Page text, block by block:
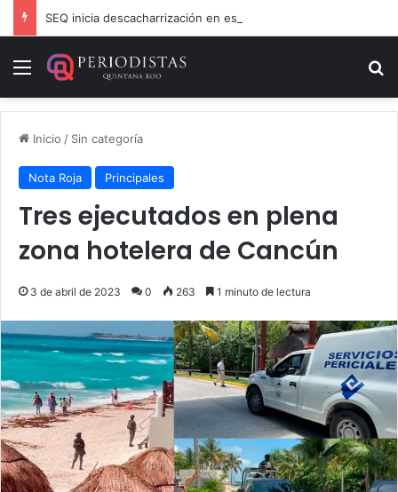
Menú
Inicio / Sin categoría
Nota Roja Principales
Tres ejecutados en plena
zona hotelera de Cancún
3 de abril de 2023 0 263 1 minuto de lectura